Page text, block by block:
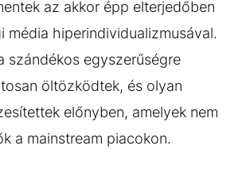
az akkor épp elterjedőben
média hiperindividualizmusával.
szándékos egyszerűségre
öltözködtek, és olyan
előnyben, amelyek nem
a mainstream piacokon.